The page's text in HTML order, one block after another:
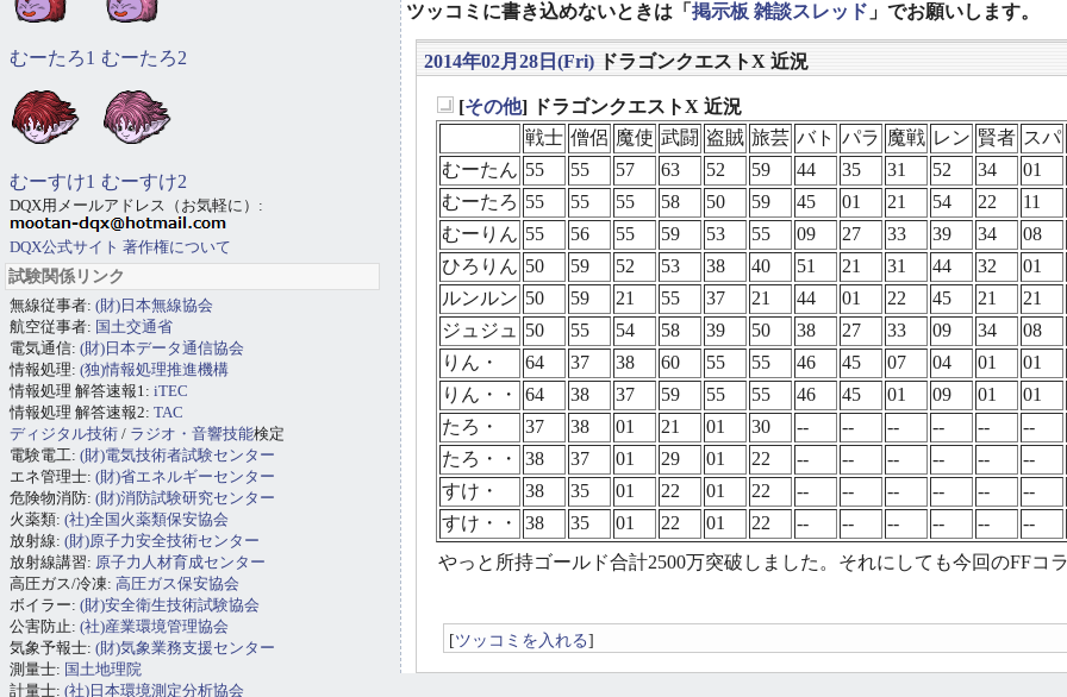
ツッコミに書き込めないときは「 掲示板 雑談スレッド 」でお願いします。
2014年02月28日(Fri) ドラゴンクエストX 近況
[その他] ドラゴンクエストX 近況
戦士 僧侶 魔使 武闘 盗賊 旅芸 バト パラ 魔戦 レン 賢者 スパ
むーたん 55 55 57 63 52 59 44 35 31 52 34 01
むーたろ 55 55 55 58 50 59 45 01 21 54 22 11
むーりん 55 56 55 59 53 55 09 27 33 39 34 08
ひろりん 50 59 52 53 38 40 51 21 31 44 32 01
ルンルン 50 59 21 55 37 21 44 01 22 45 21 21
ジュジュ
50 55 54 58 39 50 38 27 33 09 34 08
りん・
64 37 38 60 55 55 46 45 07 04 01 01
りん・・
64 38 37 59 55 55 46 45 01 09 01 01
たろ・
37 38 01 21 01 30 -- -- -- -- -- --
たろ・・
38 37 01 29 01 22 -- -- -- -- -- --
すけ・
38 35 01 22 01 22 -- -- -- -- -- --
すけ・・
38 35 01 22 01 22 -- -- -- -- -- --
やっと所持ゴールド合計2500万突破しました。それにしても今回のFFコ
[ツッコミを入れる]
むーたろ1 むーたろ2
むーすけ1 むーすけ2
DQX用メールアドレス（お気軽に）:
DQX公式サイト 著作権について
試験関係リンク
無線従事者: (財)日本無線協会
航空従事者: 国土交通省
電気通信: (財)日本データ通信協会
情報処理: (独)情報処理推進機構
情報処理 解答速報1: iTEC
情報処理 解答速報2: TAC
ディジタル技術 / ラジオ・音響技能検定
電験電工: (財)電気技術者試験センター
エネ管理士: (財)省エネルギーセンター
危険物消防: (財)消防試験研究センター
火薬類: (社)全国火薬類保安協会
放射線: (財)原子力安全技術センター
放射線講習: 原子力人材育成センター
高圧ガス/冷凍: 高圧ガス保安協会
ボイラー: (財)安全衛生技術試験協会
公害防止: (社)産業環境管理協会
気象予報士: (財)気象業務支援センター
測量士: 国土地理院
計量士: (社)日本環境測定分析協会